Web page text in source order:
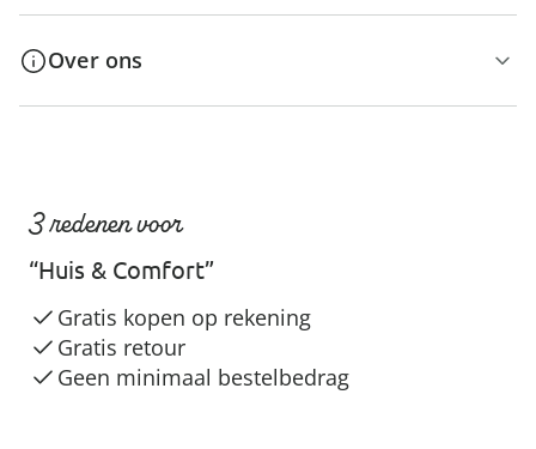
Over ons
3 redenen voor
“Huis & Comfort”
Gratis kopen op rekening
Gratis retour
Geen minimaal bestelbedrag